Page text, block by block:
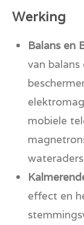
Werking
Balans en
van
mobiele
effect en